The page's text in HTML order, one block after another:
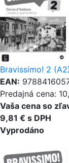
Bravissimo! 2
EAN:
Predajná cena:
Vaša cena so
9,81 € s DPH
Vyprodáno